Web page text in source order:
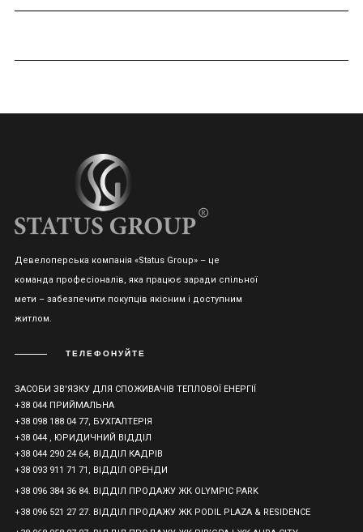
Девелоперська компанія «Status Group» – це
команда професіоналів, яка працює заради спільної
мети – забезпечити покупців якісним і доступним
житлом.
ТЕЛЕФОНУЙТЕ
ЗАСОБИ ЗВ'ЯЗКУ ДЛЯ СПОЖИВАЧІВ ТЕПЛОВОЇ ЕНЕРГІЇ
+38 044 ПРИЙМАЛЬНА
+38 098 188 04 77, БУХГАЛТЕРІЯ
+38 044 , ЮРИДИЧНИЙ ВІДДІЛ
+38 044 290 24 64, ВІДДІЛ КАДРІВ
+38 093 911 71 71, ВІДДІЛ ОРЕНДИ
+38 096 384 36 84. ВІДДІЛ ПРОДАЖУ ЖК OLYMPIC PARK
+38 096 521 27 27. ВІДДІЛ ПРОДАЖУ ЖК PODIL PLAZA & RESIDENCE